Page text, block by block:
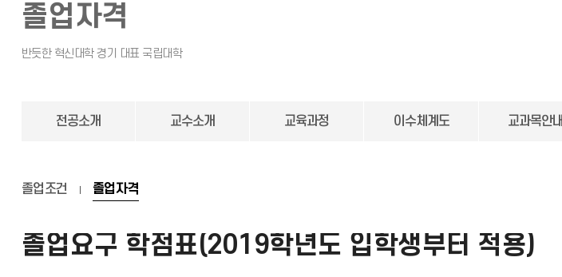
졸업자격
전공소개 교수소개 교육과정 이수체계도 교과목안내
졸업조건 졸업자격
졸업요구 학점표(2019학년도 입학생부터 적용)